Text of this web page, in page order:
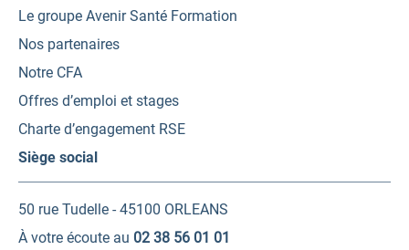
Le groupe Avenir Santé Formation
Nos partenaires
Notre CFA
Offres d’emploi et stages
Charte d’engagement RSE
Siège social
50 rue Tudelle - 45100 ORLEANS
À votre écoute au 02 38 56 01 01